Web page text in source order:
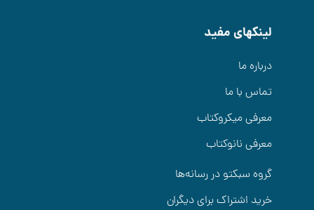
لینکهای مفید
درباره ما
تماس با ما
معرفی میکروکتاب
معرفی نانوکتاب
گروه سبکتو در رسانه‌ها
خرید اشتراک برای دیگران